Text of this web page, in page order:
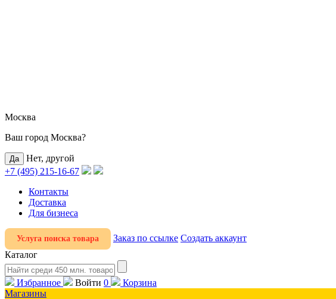
Москва
Ваш город Москва?
Нет, другой
+7 (495) 215-16-67
Контакты
Доставка
Для бизнеса
Услуга поиска товара Заказ по ссылке Создать аккаунт
Каталог
Избранное Войти 0
Корзина
Магазины